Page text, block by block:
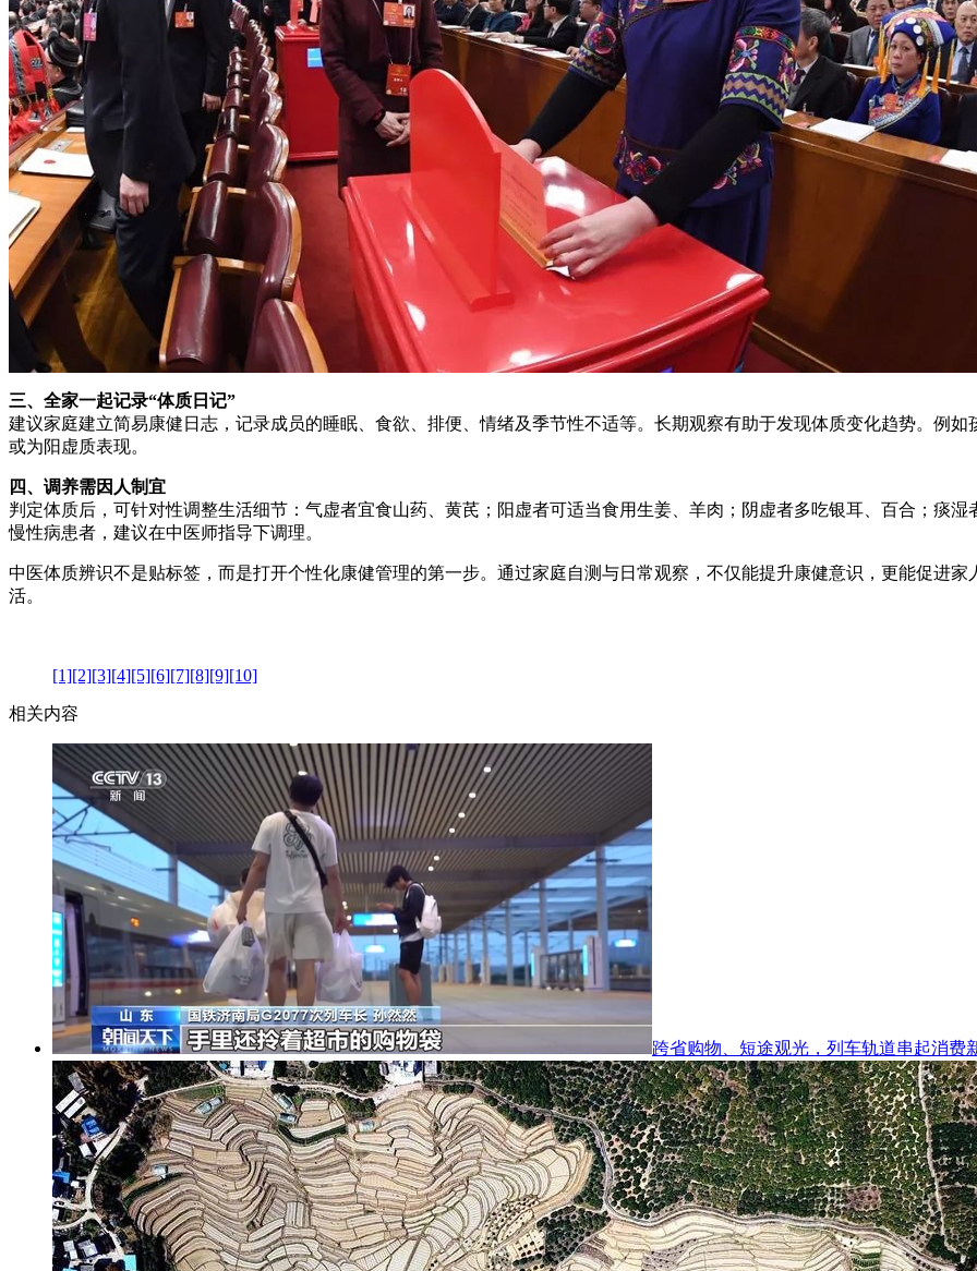
三、全家一起记录“体质日记”
建议家庭建立简易康健日志，记录成员的睡眠、食欲、排便、情绪及季节性不适等。长期观察有助于发现体质变化趋势。例
或为阳虚质表现。
四、调养需因人制宜
判定体质后，可针对性调整生活细节：气虚者宜食山药、黄芪；阳虚者可适当食用生姜、羊肉；阴虚者多吃银耳、百合；痰
慢性病患者，建议在中医师指导下调理。
中医体质辨识不是贴标签，而是打开个性化康健管理的第一步。通过家庭自测与日常观察，不仅能提升康健意识，更能促进
活。
[1][2][3][4][5][6][7][8][9][10]
相关内容
跨省购物、短途观光，列车轨道串起消费